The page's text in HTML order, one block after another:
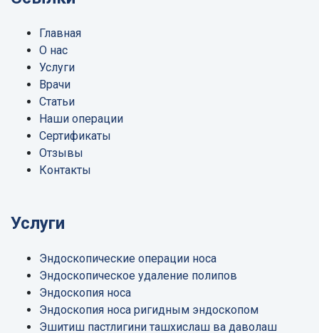
Главная
О нас
Услуги
Врачи
Статьи
Наши операции
Сертификаты
Отзывы
Контакты
Услуги
Эндоскопические операции носа
Эндоскопическое удаление полипов
Эндоскопия носа
Эндоскопия носа ригидным эндоскопом
Эшитиш пастлигини ташхислаш ва даволаш